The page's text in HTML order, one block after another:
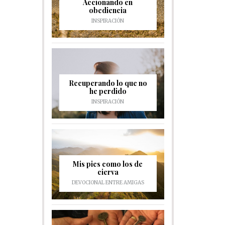
Accionando en
obediencia
INSPIRACIÓN
Recuperando lo que no
he perdido
INSPIRACIÓN
Mis pies como los de
cierva
DEVOCIONAL ENTRE AMIGAS